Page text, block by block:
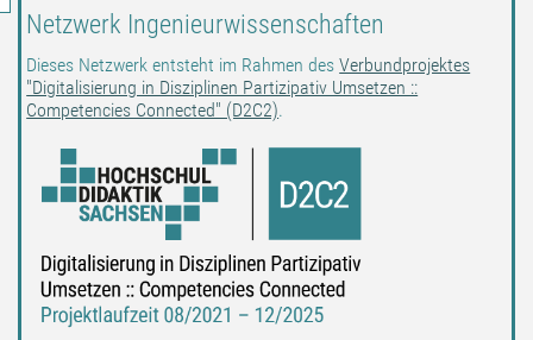
Netzwerk Ingenieurwissenschaften
Dieses Netzwerk entsteht im Rahmen desVerbundprojektes
"Digitalisierung in Disziplinen Partizipativ Umsetzen ::
Competencies Connected" (D2C2).